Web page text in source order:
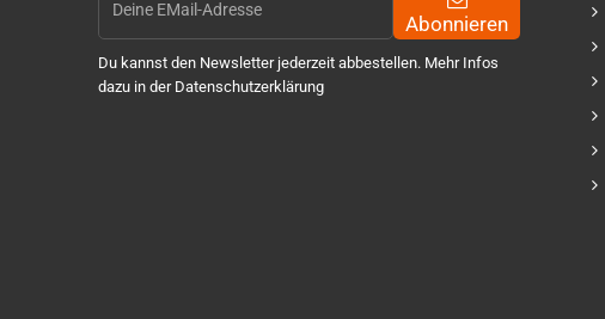
Abonnieren
Du kannst den Newsletter jederzeit abbestellen. Mehr Infos
dazu in der Datenschutzerklärung